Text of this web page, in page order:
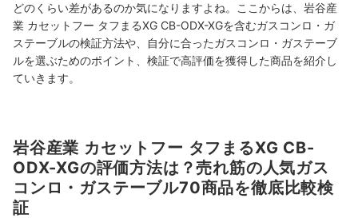
どのくらい差があるのか気になりますよね。ここからは、岩谷産
業 カセットフー タフまるXG CB-ODX-XGを含むガスコンロ・ガ
ステーブルの検証方法や、自分に合ったガスコンロ・ガステーブ
ルを選ぶためのポイント、検証で高評価を獲得した商品を紹介し
ていきます。
岩谷産業 カセットフー タフまるXG CB-
ODX-XGの評価方法は？売れ筋の人気ガス
コンロ・ガステーブル70商品を徹底比較検
証